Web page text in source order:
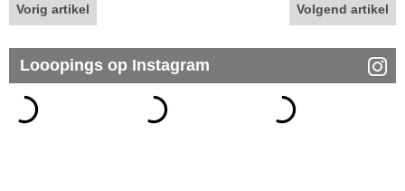
Vorig artikel Volgend artikel
Looopings op Instagram